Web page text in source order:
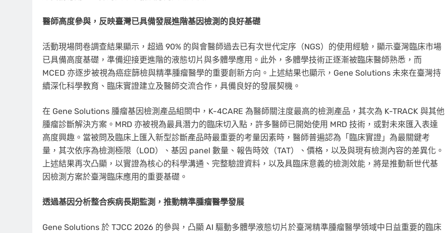
醫師高度參與，反映臺灣已具備發展進階基因檢測的良好基礎
活動現場問卷調查結果顯示，超過 90% 的與會醫師過去已有次世代定序（NGS）的使用經驗，顯示臺灣臨床市場
已具備高度基礎，準備迎接更進階的液態切片與多體學應用。此外，多體學技術正逐漸被臨床醫師熟悉，而
MCED 亦逐步被視為癌症篩檢與精準腫瘤醫學的重要創新方向。上述結果也顯示，Gene Solutions 未來在臺灣持
續深化科學教育、臨床實證建立及醫師交流合作，具備良好的發展契機。
在 Gene Solutions 腫瘤基因檢測產品組閤中，K-4CARE 為醫師關注度最高的檢測產品，其次為 K-TRACK 與其他
腫瘤診斷解決方案。MRD 亦被視為最具潛力的臨床切入點，許多醫師已開始使用 MRD 技術，或對未來匯入表達
高度興趣。當被問及臨床上匯入新型診斷產品時最重要的考量因素時，醫師普遍認為「臨床實證」為最關鍵考
量，其次依序為檢測極限（LOD）、基因 panel 數量、報告時效（TAT）、價格，以及與現有檢測內容的差異化。
上述結果再次凸顯，以實證為核心的科學溝通、完整驗證資料，以及具臨床意義的檢測效能，將是推動新世代基
因檢測方案於臺灣臨床應用的重要基礎。
透過基因分析整合疾病長期監測，推動精準腫瘤醫學發展
Gene Solutions 於 TJCC 2026 的參與，凸顯 AI 驅動多體學液態切片於臺灣精準腫瘤醫學領域中日益重要的臨床